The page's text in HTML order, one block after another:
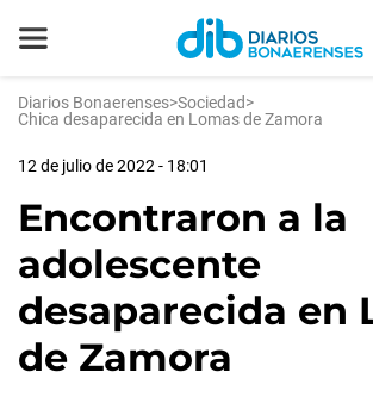
Diarios Bonaerenses>Sociedad>
Chica desaparecida en Lomas de Zamora
12 de julio de 2022 - 18:01
Encontraron a la
adolescente
desaparecida en
de Zamora